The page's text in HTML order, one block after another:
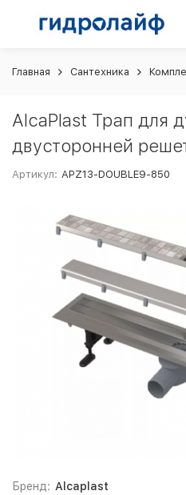
Главная Сантехника
AlcaPlast Трап для
двусторонней
Артикул: APZ13-DOUBLE9-850
Бренд: Alcaplast